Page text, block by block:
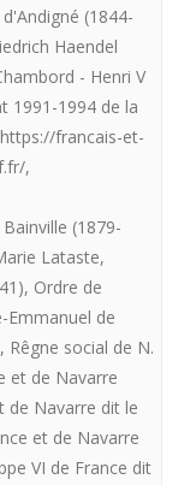
DE
(1844-
Haendel
- Henri V
1991-1994 de la
https://francais-et-
,
Bainville (1879-
Lataste,
, Ordre de
Emmanuel de
, Rêgne social de N.
et de Navarre
de Navarre dit le
et de Navarre
VI de France dit